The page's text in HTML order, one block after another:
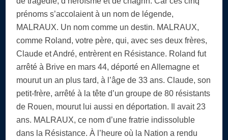
prénoms s’accolaient à un nom de légende,
MALRAUX. Un nom comme un destin. MALRAUX,
comme Roland, votre père, qui, avec ses deux frères,
Claude et André, entrèrent en Résistance. Roland fut
arrêté à Brive en mars 44, déporté en Allemagne et
mourut un an plus tard, à l’âge de 33 ans. Claude, son
petit-frère, arrêté à la tête d’un groupe de 80 résistants
de Rouen, mourut lui aussi en déportation. Il avait 23
ans. MALRAUX, ce nom d’une fratrie indissoluble
dans la Résistance. À l’heure où la Nation a rendu